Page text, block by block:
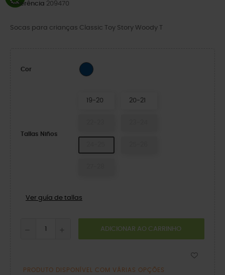
Referência 209470
Socas para crianças Classic Toy Story Woody T
Cor Jean Azul
Tallas Niños
19-20 20-21
Ver guía de tallas
ADICIONAR AO CARRINHO
PRODUTO DISPONÍVEL COM VÁRIAS OPÇÕES